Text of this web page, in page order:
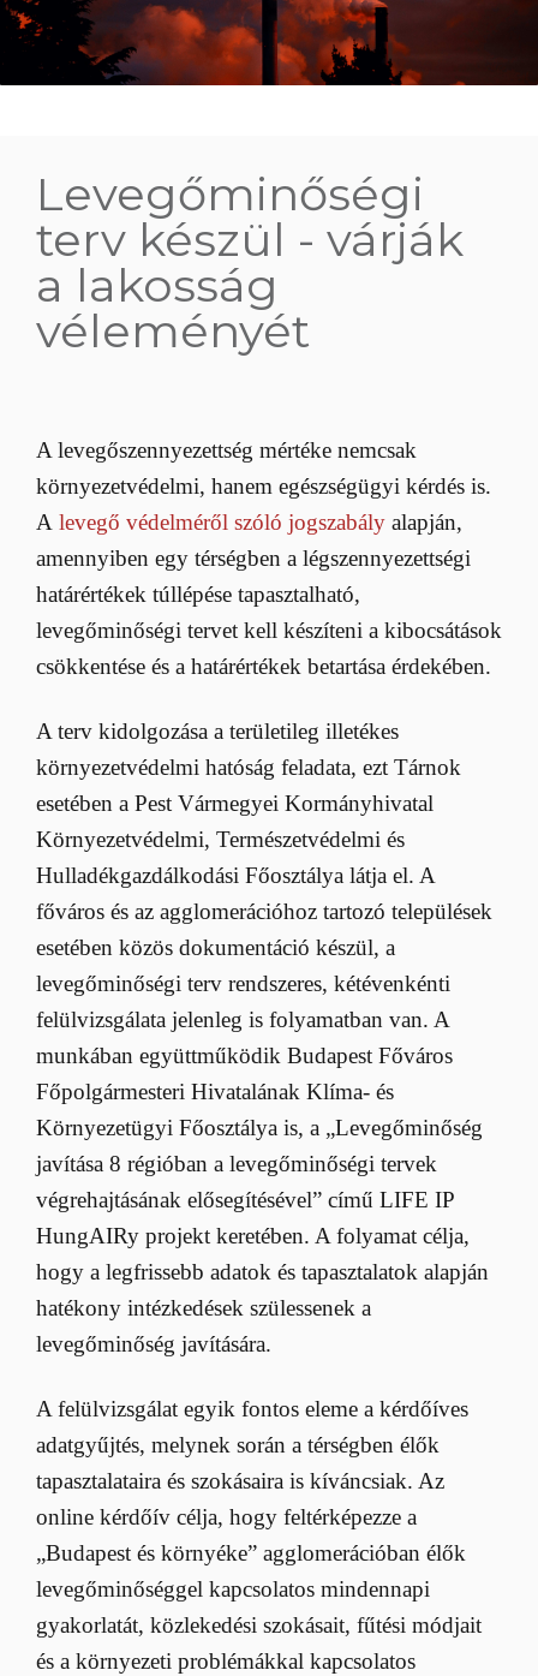
Levegőminőségi
terv készül - várják
a lakosság
véleményét
A levegőszennyezettség mértéke nemcsak
környezetvédelmi, hanem egészségügyi kérdés is.
A levegő védelméről szóló jogszabály alapján,
amennyiben egy térségben a légszennyezettségi
határértékek túllépése tapasztalható,
levegőminőségi tervet kell készíteni a kibocsátások
csökkentése és a határértékek betartása érdekében.
A terv kidolgozása a területileg illetékes
környezetvédelmi hatóság feladata, ezt Tárnok
esetében a Pest Vármegyei Kormányhivatal
Környezetvédelmi, Természetvédelmi és
Hulladékgazdálkodási Főosztálya látja el. A
főváros és az agglomerációhoz tartozó települések
esetében közös dokumentáció készül, a
levegőminőségi terv rendszeres, kétévenkénti
felülvizsgálata jelenleg is folyamatban van. A
munkában együttműködik Budapest Főváros
Főpolgármesteri Hivatalának Klíma- és
Környezetügyi Főosztálya is, a „Levegőminőség
javítása 8 régióban a levegőminőségi tervek
végrehajtásának elősegítésével” című LIFE IP
HungAIRy projekt keretében. A folyamat célja,
hogy a legfrissebb adatok és tapasztalatok alapján
hatékony intézkedések szülessenek a
levegőminőség javítására.
A felülvizsgálat egyik fontos eleme a kérdőíves
adatgyűjtés, melynek során a térségben élők
tapasztalataira és szokásaira is kíváncsiak. Az
online kérdőív célja, hogy feltérképezze a
„Budapest és környéke” agglomerációban élők
levegőminőséggel kapcsolatos mindennapi
gyakorlatát, közlekedési szokásait, fűtési módjait
és a környezeti problémákkal kapcsolatos